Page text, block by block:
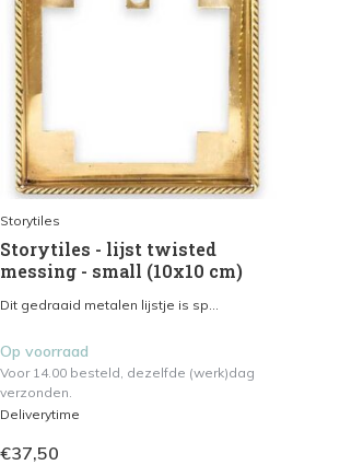
Storytiles
Storytiles - lijst twisted
messing - small (10x10 cm)
Dit gedraaid metalen lijstje is sp...
Op voorraad
Voor 14.00 besteld, dezelfde (werk)dag
verzonden.
Deliverytime
€37,50